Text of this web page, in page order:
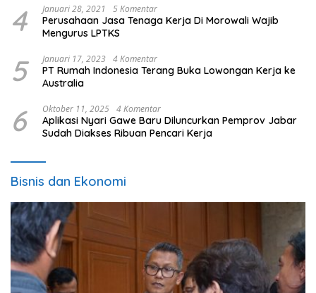
4 Januari 28, 2021 5 Komentar
Perusahaan Jasa Tenaga Kerja Di Morowali Wajib
Mengurus LPTKS
5 Januari 17, 2023 4 Komentar
PT Rumah Indonesia Terang Buka Lowongan Kerja ke
Australia
6 Oktober 11, 2025 4 Komentar
Aplikasi Nyari Gawe Baru Diluncurkan Pemprov Jabar
Sudah Diakses Ribuan Pencari Kerja
Bisnis dan Ekonomi